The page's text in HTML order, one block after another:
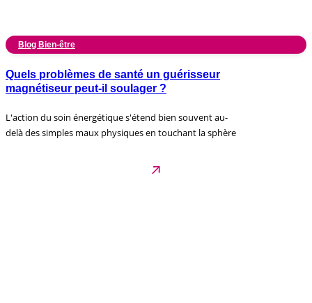
Blog Bien-être
Quels problèmes de santé un guérisseur
magnétiseur peut-il soulager ?
L'action du soin énergétique s'étend bien souvent au-
delà des simples maux physiques en touchant la sphère